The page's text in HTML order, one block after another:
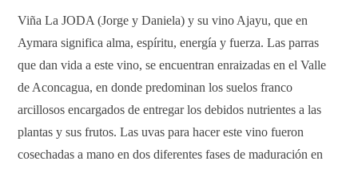
Viña La JODA (Jorge y Daniela) y su vino Ajayu, que en
Aymara significa alma, espíritu, energía y fuerza. Las parras
que dan vida a este vino, se encuentran enraizadas en el Valle
de Aconcagua, en donde predominan los suelos franco
arcillosos encargados de entregar los debidos nutrientes a las
plantas y sus frutos. Las uvas para hacer este vino fueron
cosechadas a mano en dos diferentes fases de maduración en